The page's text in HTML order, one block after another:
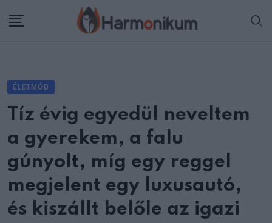
ÉLETMÓD
Tíz évig egyedül neveltem
a gyerekem, a falu
gúnyolt, míg egy reggel
megjelent egy luxusautó,
és kiszállt belőle az igazi